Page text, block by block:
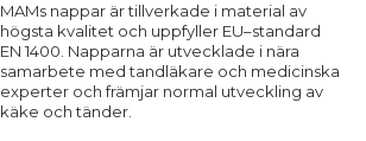
MAMs nappar är tillverkade i material av
högsta kvalitet och uppfyller EU–standard
EN 1400. Napparna är utvecklade i nära
samarbete med tandläkare och medicinska
experter och främjar normal utveckling av
käke och tänder.